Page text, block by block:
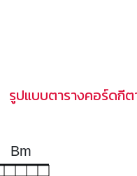
รูปแบบตารางคอร์ดกี
Bm